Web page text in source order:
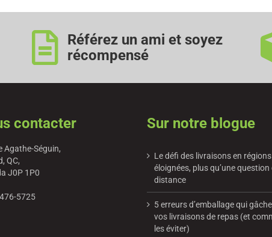
Référez un ami et soyez
récompensé
contacter
Agathe-Séguin,
QC,
J0P 1P0
5725
Sur notre blogue
Le défi des livraisons en régions
éloignées, plus qu’une question
distance
5 erreurs d’emballage qui
vos livraisons de repas (et
les éviter)